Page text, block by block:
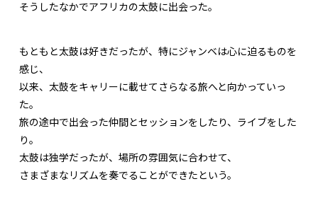
そうしたなかでアフリカの太鼓に出会った。
もともと太鼓は好きだったが、特にジャンベは心に迫るものを
感じ、
以来、太鼓をキャリーに載せてさらなる旅へと向かっていっ
た。
旅の途中で出会った仲間とセッションをしたり、ライブをした
り。
太鼓は独学だったが、場所の雰囲気に合わせて、
さまざまなリズムを奏でることができたという。